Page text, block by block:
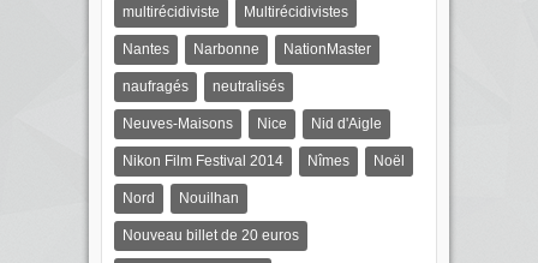
multirécidiviste Multirécidivistes
Nantes Narbonne NationMaster
naufragés neutralisés
Neuves-Maisons Nice Nid d'Aigle
Nikon Film Festival 2014 Nîmes Noël
Nord Nouilhan
Nouveau billet de 20 euros